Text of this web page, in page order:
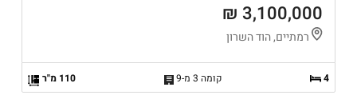
3,100,000 ₪
רמתיים, הוד השרון
4 קומה 3 מ-9 110 מ"ר